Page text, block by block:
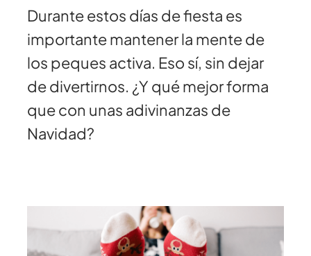
Durante estos días de fiesta es
importante mantener la mente de
los peques activa. Eso sí, sin dejar
de divertirnos. ¿Y qué mejor forma
que con unas adivinanzas de
Navidad?